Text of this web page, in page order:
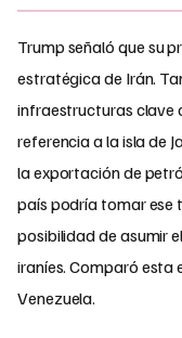
Trump señaló que su
estratégica de Irán.
infraestructuras clave
referencia a la isla de
la exportación de
país podría tomar ese
posibilidad de asumir
iraníes. Comparó
Venezuela.